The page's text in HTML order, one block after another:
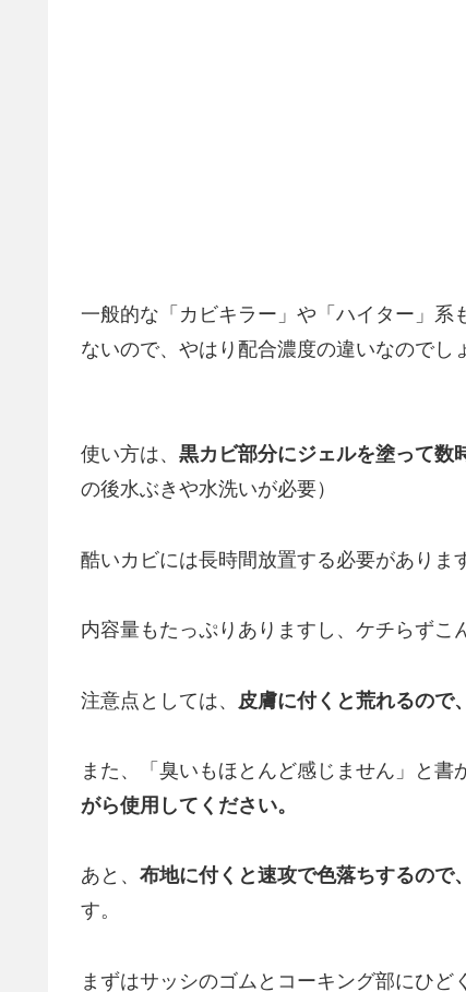
一般的な「カビキラー」や「ハイター」系
ないので、やはり配合濃度の違いなのでし
使い方は、 黒カビ部分にジェルを塗って数
の後水ぶきや水洗いが必要）
酷いカビには長時間放置する必要がありま
内容量もたっぷりありますし、ケチらずこ
注意点としては、 皮膚に付くと荒れるので
また、「臭いもほとんど感じません」と書
がら使用してください。
あと、 布地に付くと速攻で色落ちするので
す。
まずはサッシのゴムとコーキング部にひど